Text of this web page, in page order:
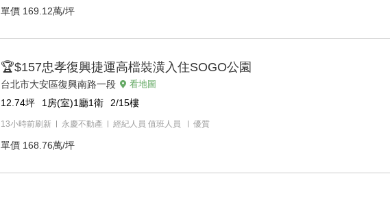
單價 169.12萬/坪
🏆$157忠孝復興捷運高檔裝潢入住SOGO公園
台北市大安區復興南路一段 看地圖
12.74坪 1房(室)1廳1衛 2/15樓
13小時前刷新 永慶不動產 經紀人員 值班人員 優質
單價 168.76萬/坪